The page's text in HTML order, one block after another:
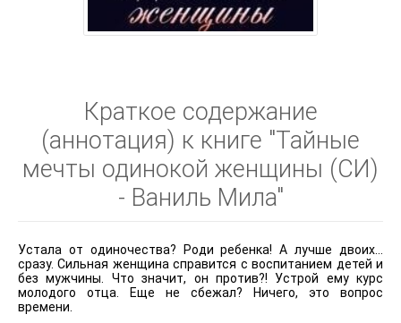
Краткое содержание
(аннотация) к книге "Тайные
мечты одинокой женщины (СИ)
- Ваниль Мила"
Устала от одиночества? Роди ребенка! А лучше двоих…
сразу. Сильная женщина справится с воспитанием детей и
без мужчины. Что значит, он против?! Устрой ему курс
молодого отца. Еще не сбежал? Ничего, это вопрос
времени.